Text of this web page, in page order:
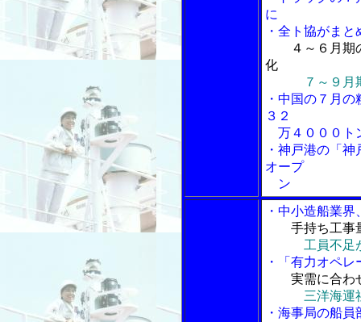
に
・全ト協がま
４～６月期
化
７～９月
・中国の７月
３２
万４０００ト
・神戸港の「
オープ
ン
・中小造船業
手持ち工事
工員不足
・「有力オペ
実需に合わ
三洋海
・海事局の船